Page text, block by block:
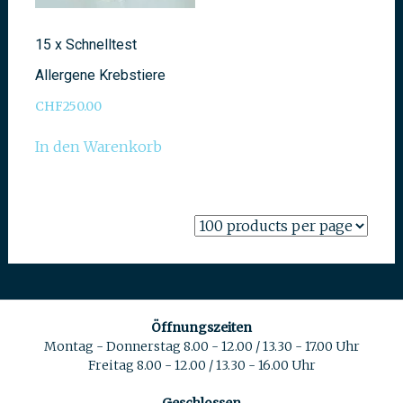
15 x Schnelltest
Allergene Krebstiere
CHF250.00
In den Warenkorb
Öffnungszeiten
Montag - Donnerstag 8.00 - 12.00 / 13.30 - 17.00 Uhr
Freitag 8.00 - 12.00 / 13.30 - 16.00 Uhr